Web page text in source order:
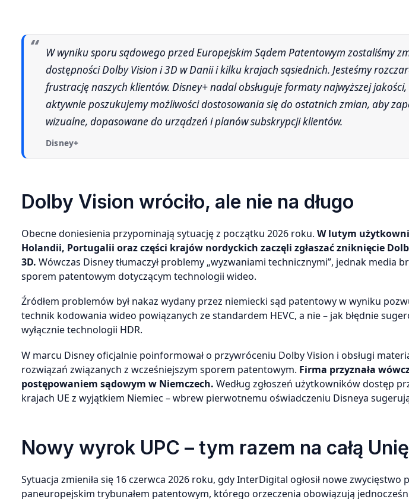
W wyniku sporu sądowego przed Europejskim Sądem Patentowym zostaliśmy zmuszeni do wprowadzenia zmian w
dostępności Dolby Vision i 3D w Danii i kilku krajach sąsiednich. Jesteśmy
frustrację naszych klientów. Disney+ nadal obsługuje formaty najwyższej jakości,
aktywnie poszukujemy możliwości dostosowania się do ostatnich zmian, aby
wizualne, dopasowane do urządzeń i planów subskrypcji klientów.
Disney+
Dolby Vision wróciło, ale nie na długo
Obecne doniesienia przypominają sytuację z początku 2026 roku. W lutym
Holandii, Portugalii oraz części krajów nordyckich zaczęli zgłaszać zniknięcie
3D. Wówczas Disney tłumaczył problemy „wyzwaniami technicznymi”, jednak media
sporem patentowym dotyczącym technologii wideo.
Źródłem problemów był nakaz wydany przez niemiecki sąd patentowy w wyniku
technik kodowania wideo powiązanych ze standardem HEVC, a nie – jak błędnie
wyłącznie technologii HDR.
W marcu Disney oficjalnie poinformował o przywróceniu Dolby Vision i obsługi
rozwiązań związanych z wcześniejszym sporem patentowym. Firma przyznała
postępowaniem sądowym w Niemczech. Według zgłoszeń użytkowników dostęp
krajach UE z wyjątkiem Niemiec – wbrew pierwotnemu oświadczeniu Disneya
Nowy wyrok UPC – tym razem na całą Unię
Sytuacja zmieniła się 16 czerwca 2026 roku, gdy InterDigital ogłosił nowe
paneuropejskim trybunałem patentowym, którego orzeczenia obowiązują